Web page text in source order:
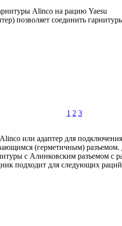
Alinco на рацию Yaesu
позволяет соединить
1 2 3
или адаптер для
(герметичным)
с Алинковским разъемом с
подходит для следующих